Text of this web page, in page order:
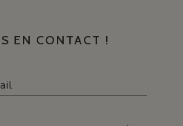
EN CONTACT !